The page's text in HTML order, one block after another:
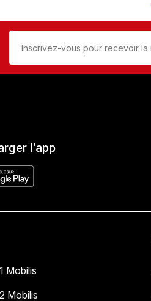
l'app
Mobilis
Mobilis